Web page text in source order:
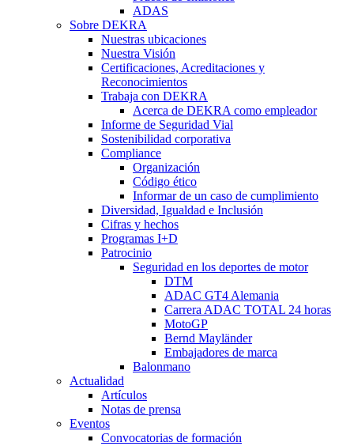
ADAS
Sobre DEKRA
Nuestras ubicaciones
Nuestra Visión
Certificaciones, Acreditaciones y
Reconocimientos
Trabaja con DEKRA
Acerca de DEKRA como empleador
Informe de Seguridad Vial
Sostenibilidad corporativa
Compliance
Organización
Código ético
Informar de un caso de cumplimiento
Diversidad, Igualdad e Inclusión
Cifras y hechos
Programas I+D
Patrocinio
Seguridad en los deportes de motor
DTM
ADAC GT4 Alemania
Carrera ADAC TOTAL 24 horas
MotoGP
Bernd Mayländer
Embajadores de marca
Balonmano
Actualidad
Artículos
Notas de prensa
Eventos
Convocatorias de formación